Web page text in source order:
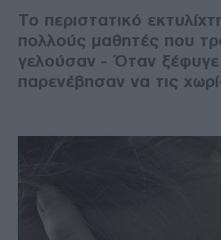
Το περιστατικό
πολλούς μαθητές που
γελούσαν - Όταν
παρενέβησαν να τις